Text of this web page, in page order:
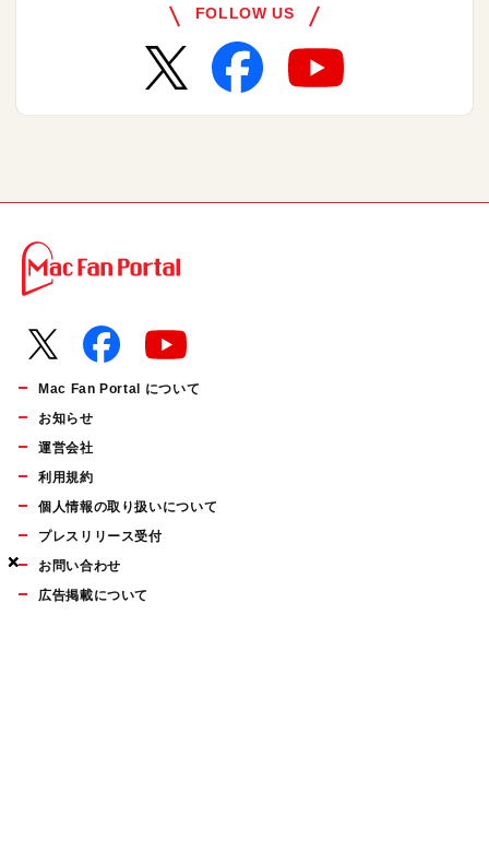
×
×
×
FOLLOW US
Mac Fan Portal について
お知らせ
運営会社
利用規約
個人情報の取り扱いについて
プレスリリース受付
お問い合わせ
広告掲載について